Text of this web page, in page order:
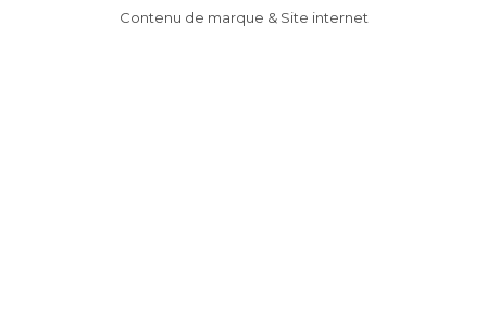
Contenu de marque & Site internet